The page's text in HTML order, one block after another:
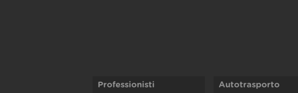
Professionisti Autotrasporto